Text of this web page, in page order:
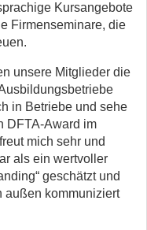
Kursangebote
Firmenseminare, die
unsere Mitglieder die
in Betriebe und sehe
DFTA-Award im
mich sehr und
als ein wertvoller
geschätzt und
außen kommuniziert